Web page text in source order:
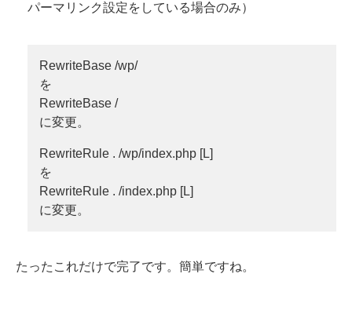
パーマリンク設定をしている場合のみ）
RewriteBase /wp/
を
RewriteBase /
に変更。
RewriteRule . /wp/index.php [L]
を
RewriteRule . /index.php [L]
に変更。
たったこれだけで完了です。簡単ですね。